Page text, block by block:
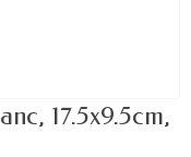
17.5x9.5cm,